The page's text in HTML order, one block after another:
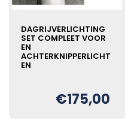
DAGRIJVERLICHTING
SET COMPLEET VOOR
EN
ACHTERKNIPPERLICHT
EN
Oorspronkelijke
€175,00
Huidige